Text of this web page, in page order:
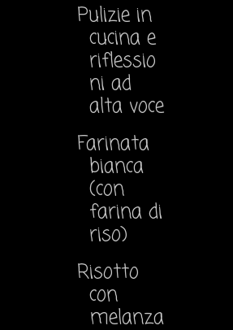
Pulizie in
cucina e
riflessio
ni ad
alta voce
Farinata
bianca
(con
farina di
riso)
Risotto
con
melanza